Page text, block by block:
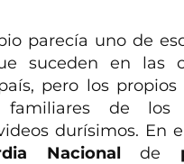
parecía uno de
suceden en las
pero los
familiares de los
durísimos. En
Nacionalde